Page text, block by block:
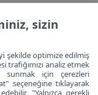
sizin
şekilde optimize edilmiş
trafiğimizi analiz etmek
sunmak için çerezleri
seçeneğine tıklayarak
"Yalnızca gerekli